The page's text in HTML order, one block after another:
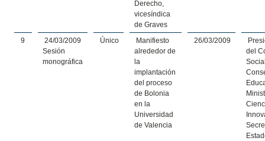
Derecho,
vicesíndica
de Graves
9
24/03/2009
Sesión
monográfica
Único
Manifiesto
alrededor de
la
implantación
del proceso
de Bolonia
en la
Universidad
de Valencia
26/03/2009
del